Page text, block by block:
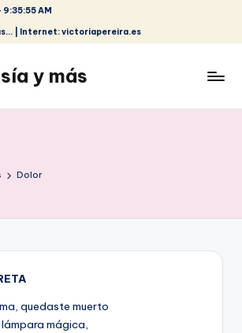
9:35:55 AM
| Internet: victoriapereira.es
y más
Dolor
quedaste muerto
mágica,